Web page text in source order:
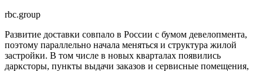
rbc.group
Развитие доставки совпало в России с бумом девелопмента,
поэтому параллельно начала меняться и структура жилой
застройки. В том числе в новых кварталах появились
дарксторы, пункты выдачи заказов и сервисные помещения,